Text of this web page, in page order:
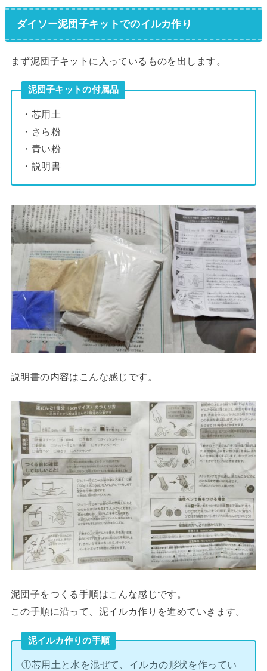
ダイソー泥団子キットでのイルカ作り
まず泥団子キットに入っているものを出します。
泥団子キットの付属品
・芯用土
・さら粉
・青い粉
・説明書
説明書の内容はこんな感じです。
泥団子をつくる手順はこんな感じです。
この手順に沿って、泥イルカ作りを進めていきます。
泥イルカ作りの手順
①芯用土と水を混ぜて、イルカの形状を作ってい